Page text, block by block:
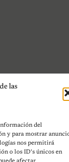
las
del
y para mostrar
nos permitirá
o los ID's únicos en